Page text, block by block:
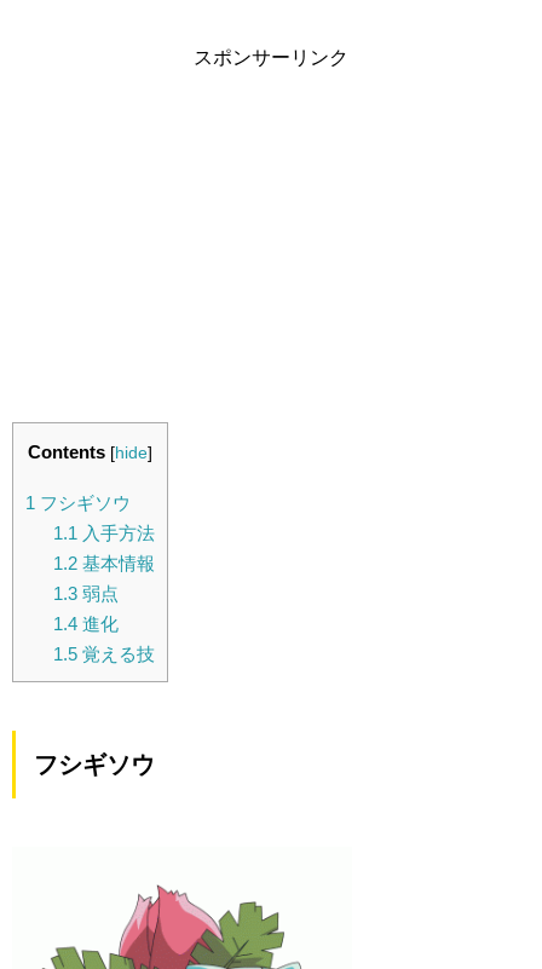
スポンサーリンク
Contents [hide]
1 フシギソウ
1.1 入手方法
1.2基本情報
1.3弱点
1.4進化
1.5覚える技
フシギソウ